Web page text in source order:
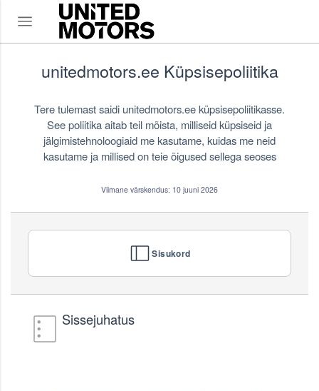
unitedmotors.ee Küpsisepoliitika
Tere tulemast saidi unitedmotors.ee küpsisepoliitikasse.
See poliitika aitab teil mõista, milliseid küpsiseid ja
jälgimistehnoloogiaid me kasutame, kuidas me neid
kasutame ja millised on teie õigused sellega seoses
Viimane värskendus: 10 juuni 2026
Sisukord
Sissejuhatus